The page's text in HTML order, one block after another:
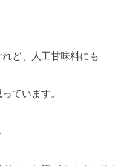
ど、人工甘味料にも
ています。